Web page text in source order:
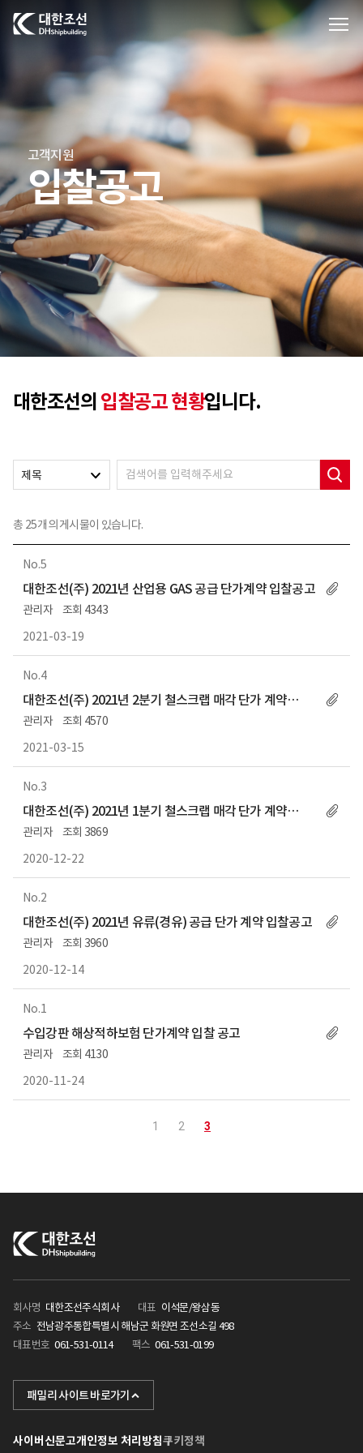
대한조선주식회사
고객지원
입찰공고
대한조선의 입찰공고 현황입니다.
제목
총 25개의 게시물이 있습니다.
5
대한조선(주) 2021년 산업용 GAS 공급 단가계약 입찰공고
관리자
4343
2021-03-19
4
대한조선(주) 2021년 2분기 철스크랩 매각 단가 계약
입찰공고
관리자
4570
2021-03-15
3
대한조선(주) 2021년 1분기 철스크랩 매각 단가 계약
입찰공고
관리자
3869
2020-12-22
2
대한조선(주) 2021년 유류(경유) 공급 단가 계약 입찰공고
관리자
3960
2020-12-14
1
수입강판 해상적하보험 단가계약 입찰 공고
관리자
4130
2020-11-24
1 2 3
회사명 대한조선주식회사 대표 이석문/왕삼동
주소 전남광주통합특별시 해남군 화원면 조선소길 498
대표번호 061-531-0114 팩스 061-531-0199
패밀리 사이트 바로가기
KHI
케이조선
사이버신문고개인정보 처리방침쿠키정책